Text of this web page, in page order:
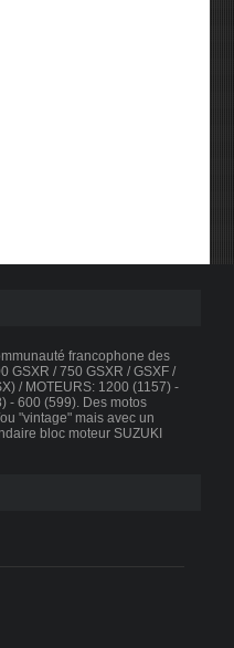
francophone des
GSXR / 750 GSXR / GSXF /
/ MOTEURS: 1200 (1157) -
- 600 (599). Des motos
"vintage" mais avec un
bloc moteur SUZUKI